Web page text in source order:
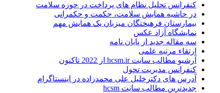
کنفرانس تحلیل نظام های پرداخت در حوزه سلامت
در حاشیه همایش سلامت، حکمت و حکمرانی
بیمارستان فرهیختگان میزبان یک همایش مهم
نمایشگاه آزاد عکس
سه مقاله جدید از پایان نامه
ارتقاء مرتبه علمی
آرشیو مطالب سایت hcsm.ir از 2022 تاکنون
کنفرانس مدیریت تحول
آدرس های دکترخلیل علی محمدزاده در اینستاگرام
جدیدترین مطالب سایت hcsm